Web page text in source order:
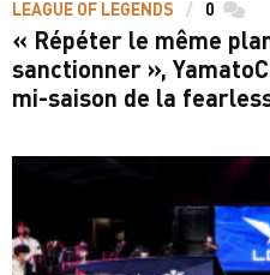
LEAGUE OF LEGENDS 0
« Répéter le même
sanctionner »,
mi-saison de la